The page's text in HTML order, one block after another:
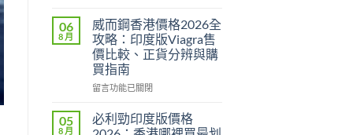
2026：
成
分、
效
果、
用
與
香
P-
Force
評
價
2026：
印
雙
效
06
8 月
威而鋼香港價格2026全
攻略：印度版Viagra售
價比較、正貨分辨與購
買指南
在
而
鋼
留言功能已關閉
05
8 月
必利勁印度版價格